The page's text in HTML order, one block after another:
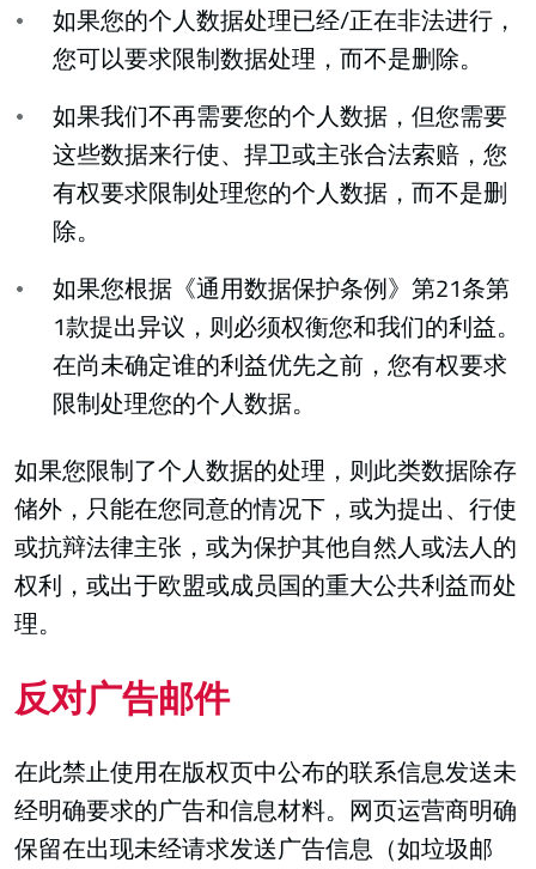
如果您的个人数据处理已经/正在非法进行，
您可以要求限制数据处理，而不是删除。
如果我们不再需要您的个人数据，但您需要
这些数据来行使、捍卫或主张合法索赔，您
有权要求限制处理您的个人数据，而不是删
除。
如果您根据《通用数据保护条例》第21条第
1款提出异议，则必须权衡您和我们的利益。
在尚未确定谁的利益优先之前，您有权要求
限制处理您的个人数据。
如果您限制了个人数据的处理，则此类数据除存
储外，只能在您同意的情况下，或为提出、行使
或抗辩法律主张，或为保护其他自然人或法人的
权利，或出于欧盟或成员国的重大公共利益而处
理。
反对广告邮件
在此禁止使用在版权页中公布的联系信息发送未
经明确要求的广告和信息材料。网页运营商明确
保留在出现未经请求发送广告信息（如垃圾邮